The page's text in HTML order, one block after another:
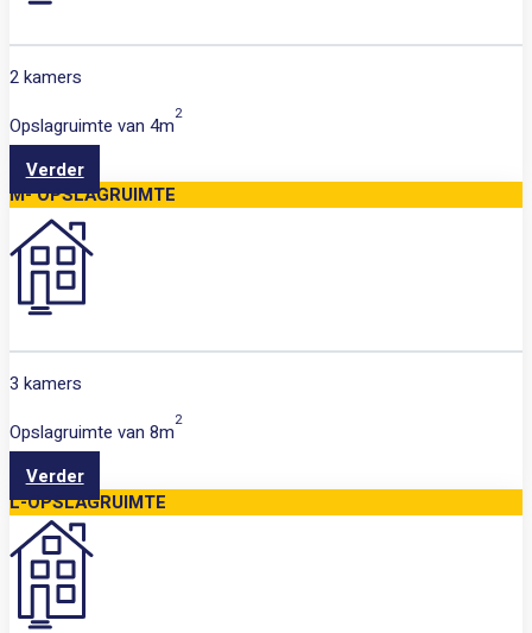
2 kamers
Opslagruimte van 4m2
Verder
M- OPSLAGRUIMTE
3 kamers
Opslagruimte van 8m2
Verder
L-OPSLAGRUIMTE